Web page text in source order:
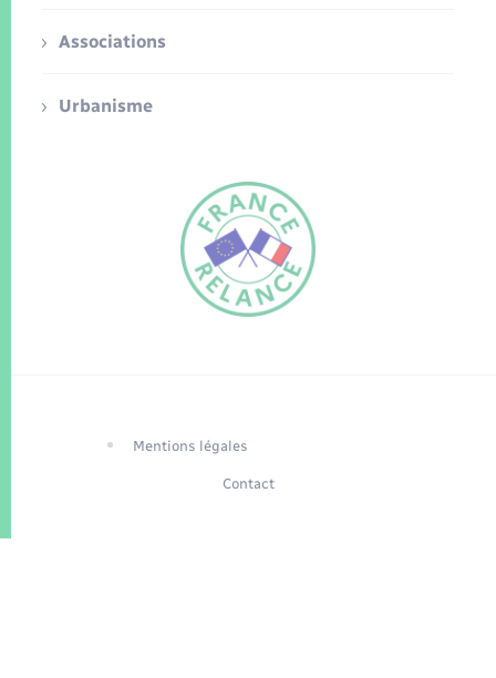
Associations
Urbanisme
Mentions légales
Contact